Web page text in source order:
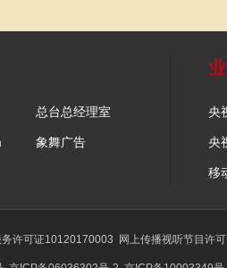
总台总经理室
象舞广告
央
央
移
许可证10120170003 网上传播视听节目许